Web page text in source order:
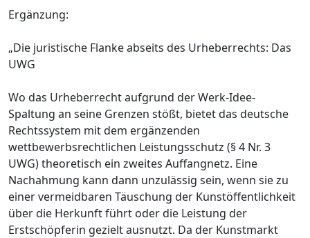
Ergänzung:
„Die juristische Flanke abseits des Urheberrechts: Das
UWG
Wo das Urheberrecht aufgrund der Werk-Idee-
Spaltung an seine Grenzen stößt, bietet das deutsche
Rechtssystem mit dem ergänzenden
wettbewerbsrechtlichen Leistungsschutz (§ 4 Nr. 3
UWG) theoretisch ein zweites Auffangnetz. Eine
Nachahmung kann dann unzulässig sein, wenn sie zu
einer vermeidbaren Täuschung der Kunstöffentlichkeit
über die Herkunft führt oder die Leistung der
Erstschöpferin gezielt ausnutzt. Da der Kunstmarkt